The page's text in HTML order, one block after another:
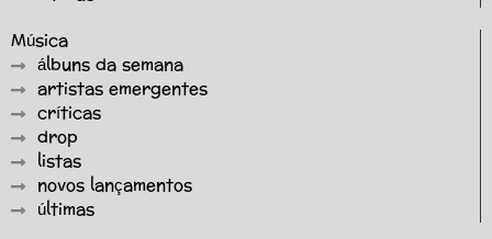
Música
álbuns da semana
artistas emergentes
críticas
drop
listas
novos lançamentos
últimas